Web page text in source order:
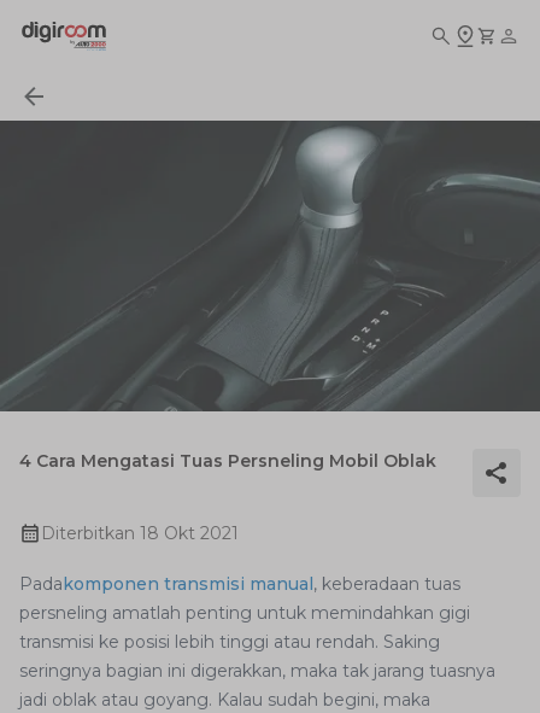
4 Cara Mengatasi Tuas Persneling Mobil Oblak
Diterbitkan 18 Okt 2021
Pada komponen transmisi manual , keberadaan tuas
persneling amatlah penting untuk memindahkan gigi
transmisi ke posisi lebih tinggi atau rendah. Saking
seringnya bagian ini digerakkan, maka tak jarang tuasnya
jadi oblak atau goyang. Kalau sudah begini, maka